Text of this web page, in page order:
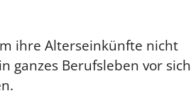
ihre Alterseinkünfte nicht
ganzes Berufsleben vor sich